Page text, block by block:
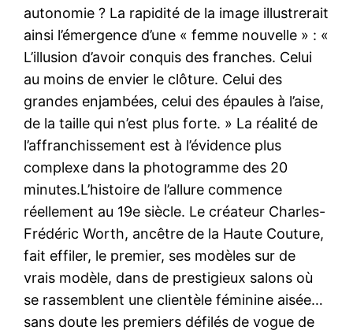
autonomie ? La rapidité de la image illustrerait
ainsi l’émergence d’une « femme nouvelle » : «
L’illusion d’avoir conquis des franches. Celui
au moins de envier le clôture. Celui des
grandes enjambées, celui des épaules à l’aise,
de la taille qui n’est plus forte. » La réalité de
l’affranchissement est à l’évidence plus
complexe dans la photogramme des 20
minutes.L’histoire de l’allure commence
réellement au 19e siècle. Le créateur Charles-
Frédéric Worth, ancêtre de la Haute Couture,
fait effiler, le premier, ses modèles sur de
vrais modèle, dans de prestigieux salons où
se rassemblent une clientèle féminine aisée…
sans doute les premiers défilés de vogue de